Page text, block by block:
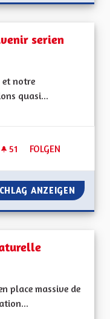
serien
et notre
quasi...
51 51 FOLLOWER
FOLGEN
SAUVER L'ALSACE
ANZEIGEN
place massive de